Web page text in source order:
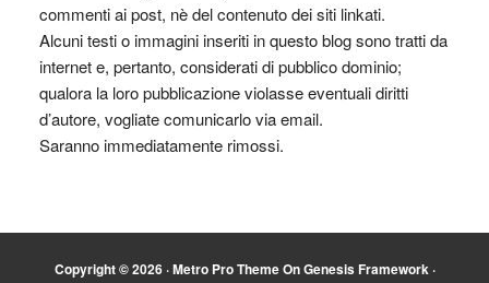
commenti ai post, nè del contenuto dei siti linkati.
Alcuni testi o immagini inseriti in questo blog sono tratti da
internet e, pertanto, considerati di pubblico dominio;
qualora la loro pubblicazione violasse eventuali diritti
d’autore, vogliate comunicarlo via email.
Saranno immediatamente rimossi.
Copyright © 2026 ·Metro Pro ThemeOnGenesis Framework ·